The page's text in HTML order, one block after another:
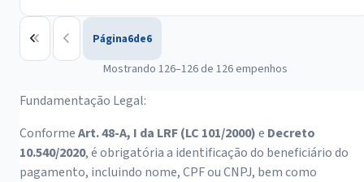
Página6de6
Mostrando 126–126 de 126 empenhos
Fundamentação Legal:
ConformeArt. 48-A, I da LRF (LC 101/2000)e Decreto
10.540/2020, é obrigatória a identificação do beneficiário do
pagamento, incluindo nome, CPF ou CNPJ, bem como